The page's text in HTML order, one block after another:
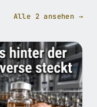
Alle 2 ansehen →